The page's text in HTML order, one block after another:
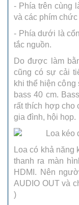
- Phía trên cùng
và các phím
- Phía dưới là
tắc nguồn.
Do được làm
cũng có sự cải
khi thể hiện
bass 40 cm.
rất thích hợp cho
gia đình, hội họp.
Loa có khả
thanh ra màn
HDMI. Nên
AUDIO OUT và
)